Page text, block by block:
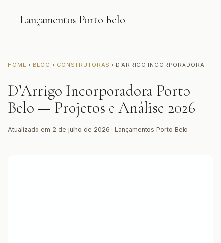
Lançamentos Porto Belo
HOME › BLOG › CONSTRUTORAS › D’ARRIGO INCORPORADORA
D’Arrigo Incorporadora Porto
Belo — Projetos e Análise 2026
Atualizado em 2 de julho de 2026 · Lançamentos Porto Belo